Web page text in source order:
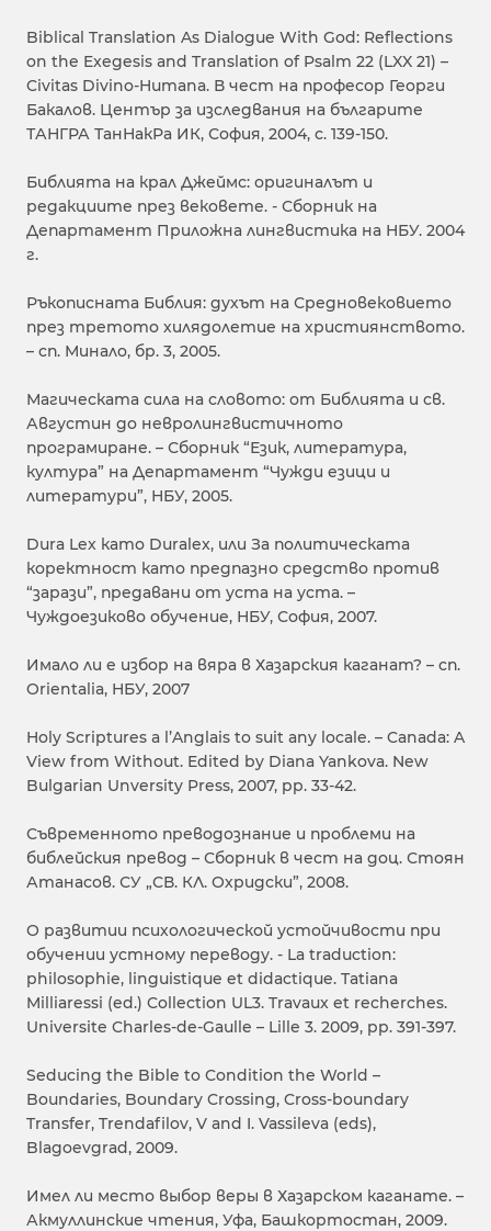
Biblical Translation As Dialogue With God: Reflections
on the Exegesis and Translation of Psalm 22 (LXX 21) –
Civitas Divino-Humana. В чест на професор Георги
Бакалов. Център за изследвания на българите
ТАНГРА ТанНакРа ИК, София, 2004, с. 139-150.
Библията на крал Джеймс: оригиналът и
редакциите през вековете. - Сборник на
Департамент Приложна лингвистика на НБУ. 2004
г.
Ръкописната Библия: духът на Средновековието
през третото хилядолетие на християнството.
– сп. Минало, бр. 3, 2005.
Магическата сила на словото: от Библията и св.
Августин до невролингвистичното
програмиране. – Сборник “Език, литература,
култура” на Департамент “Чужди езици и
литератури”, НБУ, 2005.
Dura Lex като Duralex, или За политическата
коректност като предпазно средство против
“зарази”, предавани от уста на уста. –
Чуждоезиково обучение, НБУ, София, 2007.
Имало ли е избор на вяра в Хазарския каганат? – сп.
Orientalia, НБУ, 2007
Holy Scriptures a l’Anglais to suit any locale. – Canada: A
View from Without. Edited by Diana Yankova. New
Bulgarian Unversity Press, 2007, pp. 33-42.
Съвременното преводознание и проблеми на
библейския превод – Сборник в чест на доц. Стоян
Атанасов. СУ „СВ. КЛ. Охридски”, 2008.
О развитии психологической устойчивости при
обучении устному переводу. - La traduction:
philosophie, linguistique et didactique. Tatiana
Milliaressi (ed.) Collection UL3. Travaux et recherches.
Universite Charles-de-Gaulle – Lille 3. 2009, pp. 391-397.
Seducing the Bible to Condition the World –
Boundaries, Boundary Crossing, Cross-boundary
Transfer, Trendafilov, V and I. Vassileva (eds),
Blagoevgrad, 2009.
Имел ли место выбор веры в Хазарском каганате. –
Акмуллинские чтения, Уфа, Башкортостан, 2009.